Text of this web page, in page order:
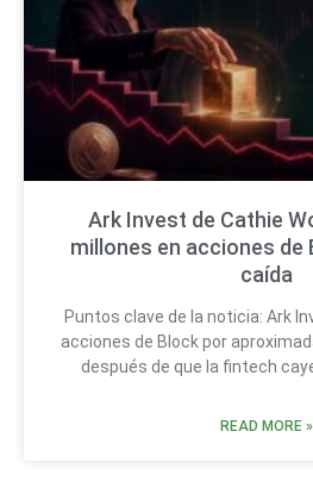
Ark Invest de Cathie
millones en acciones de
caída
Puntos clave de la noticia: Ark
acciones de Block por
después de que la fintech
READ MORE »